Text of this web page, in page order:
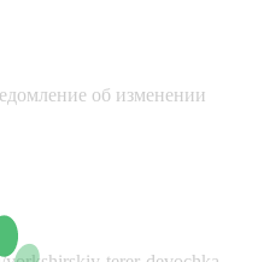
об изменении